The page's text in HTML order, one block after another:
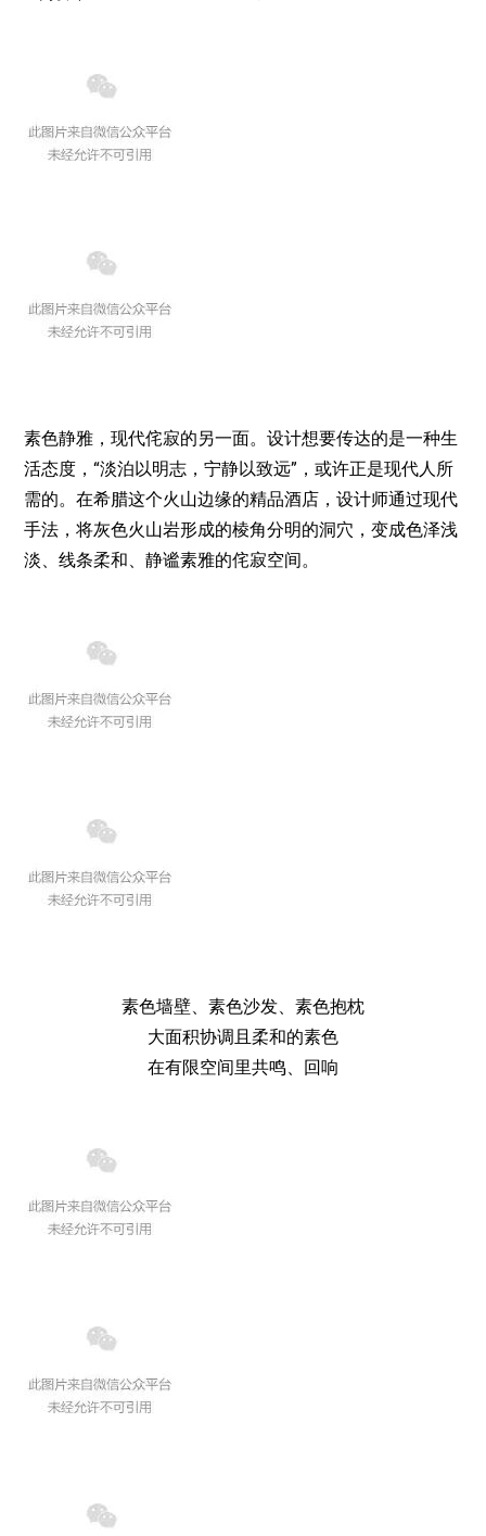
素色静雅，现代侘寂的另一面。设计想要传达的是一种生
活态度，“淡泊以明志，宁静以致远”，或许正是现代人所
需的。在希腊这个火山边缘的精品酒店，设计师通过现代
手法，将灰色火山岩形成的棱角分明的洞穴，变成色泽浅
淡、线条柔和、静谧素雅的侘寂空间。
素色墙壁、素色沙发、素色抱枕
大面积协调且柔和的素色
在有限空间里共鸣、回响